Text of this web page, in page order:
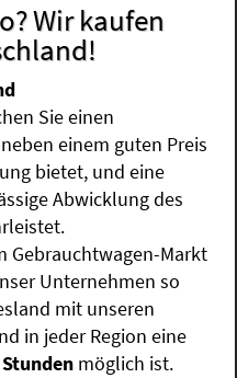
Wir kaufen
Sie einen
einem guten Preis
bietet, und eine
Abwicklung des
Gebrauchtwagen-Markt
Unternehmen so
mit unseren
in jeder Region eine
möglich ist.